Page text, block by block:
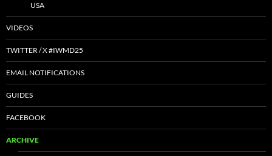
USA
VIDEOS
TWITTER / X #IWMD25
EMAIL NOTIFICATIONS
GUIDES
FACEBOOK
ARCHIVE